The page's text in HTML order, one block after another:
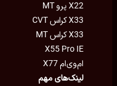
X22 پرو MT
X33 کراس CVT
X33 کراس MT
X55 Pro IE
ام‌وی‌ام X77
لینک‌های مهم